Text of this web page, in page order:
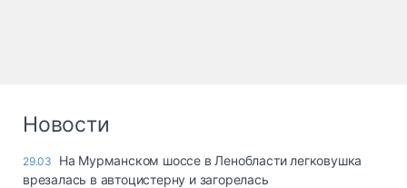
опасные грузы
Новости
29.03
На Мурманском шоссе в Ленобласти легковушка
врезалась в автоцистерну и загорелась